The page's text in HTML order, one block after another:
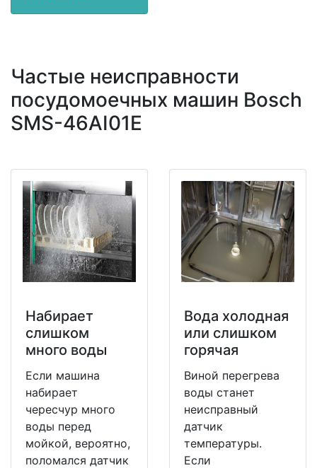
Частые неисправности
посудомоечных машин Bosch
SMS-46AI01E
Набирает
слишком
много воды
Если машина
набирает
чересчур много
воды перед
мойкой, вероятно,
поломался датчик
Вода холодная
или слишком
горячая
Виной перегрева
воды станет
неисправный
датчик
температуры.
Если